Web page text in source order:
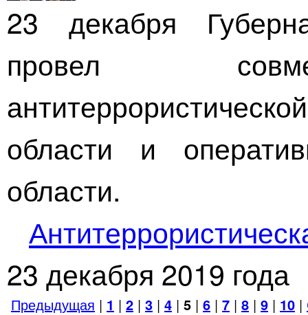
23 декабря
провел
области и
области.
23 декабря 2019 года
Предыдущая | 1 | 2 | 3 | 4 | 5 | 6 | 7 | 8 | 9 | 10 |